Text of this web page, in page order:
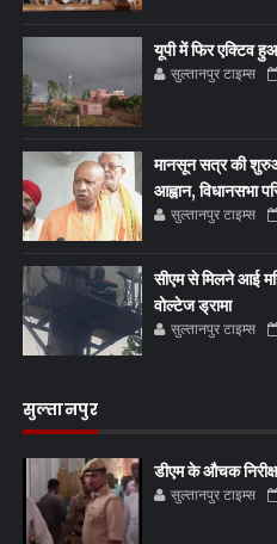
यूपी में फिर एक्टिव
सुल्तानपुर टाइम्स
मानसून सत्र की
आह्वान, विधानसभा
सुल्तानपुर टाइम्स
सीएम से मिलने आई
वोल्टेज ड्रामा
सुल्तानपुर टाइम्स
सुल्तानपुर
डीएम के औचक
सुल्तानपुर टाइम्स